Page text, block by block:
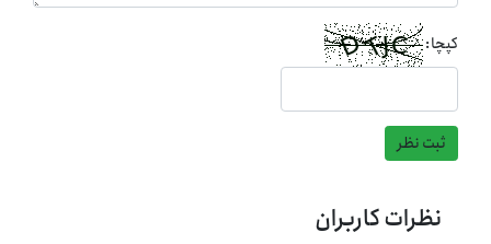
کپچا:
ثبت نظر
نظرات کاربران